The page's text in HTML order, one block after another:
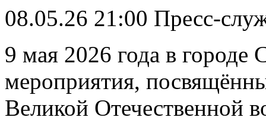
08.05.26 21:00 Пресс-
9 мая 2026 года в городе
мероприятия,
Великой Отечественной